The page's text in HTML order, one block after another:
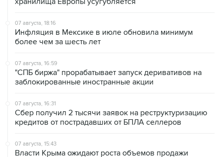
07 августа, 18:16
Инфляция в Мексике в июле обновила минимум
более чем за шесть лет
07 августа, 16:59
"СПБ биржа" прорабатывает запуск деривативов на
заблокированные иностранные акции
07 августа, 16:31
Сбер получил 2 тысячи заявок на реструктуризацию
кредитов от пострадавших от БПЛА селлеров
07 августа, 15:43
Власти Крыма ожидают роста объемов продажи